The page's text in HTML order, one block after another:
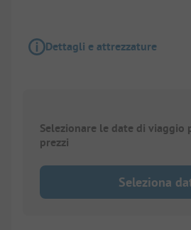
Dettagli e attrezzature
Selezionare le date di viaggio
prezzi
Seleziona